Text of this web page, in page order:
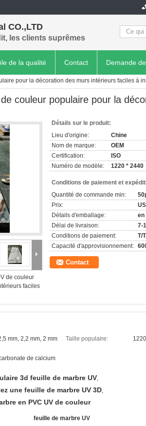
CO.,LTD
les clients suprêmes
de la qualité Contact Demande
pour la décoration des murs intérieurs faciles à
couleur populaire pour la
de couleur
faciles
Détails sur le produit:
Lieu d'origine:
Chine
Nom de marque:
OEM
Certification:
ISO
Numéro de modèle:
1220 * 2440
Conditions de paiement et
Quantité de commande min:
Prix:
Détails d'emballage:
en
Délai de livraison:
7-
Conditions de paiement:
T/
Capacité d'approvisionnement:
Contact
mm, 2,2 mm, 2 mm Taille populaire:
de calcium
3d feuille de marbre UV,
une feuille de marbre UV 3D,
en PVC UV de couleur
feuille de marbre UV